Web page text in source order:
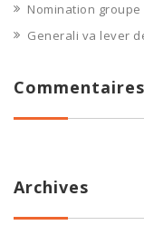
Nomination groupe
Generali va lever
Archives